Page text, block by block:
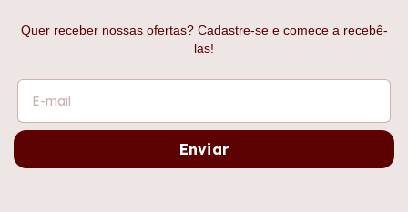
Quer receber nossas ofertas? Cadastre-se e comece a recebê-
las!